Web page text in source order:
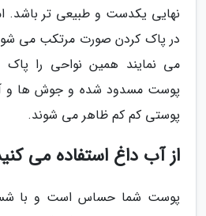
نهایی یکدست و طبیعی تر باشد.
در پاک کردن صورت مرتکب می
می نمایند همین نواحی را پاک
پوست مسدود شده و جوش ها و
پوستی کم کم ظاهر می شوند.
از آب داغ استفاده می
پوست شما حساس است و با